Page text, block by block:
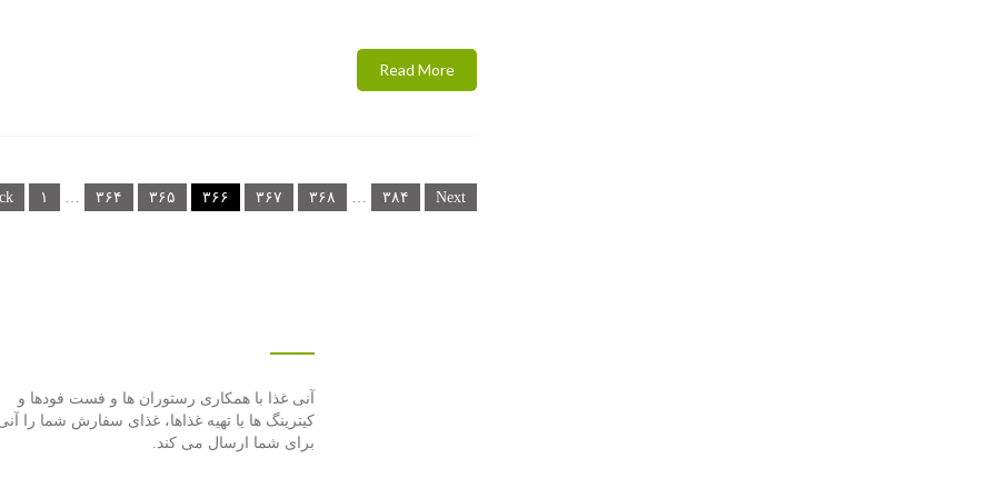
Read More
صفحه‌بندی
نوشته‌ها
۱ … ۳۶۴ ۳۶۵ ۳۶۶ ۳۶۷ ۳۶۸ … ۳۸۴ Next
آنی غذا با همكاری رستوران ها و فست فودها و
كیترینگ ها یا تهیه غذاها، غذای سفارش شما را
برای شما ارسال می كند.